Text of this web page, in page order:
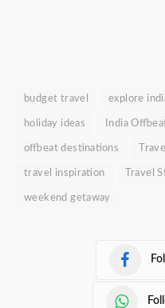
budget travel explore
holiday ideas India
offbeat destinations Travel
travel inspiration Travel
weekend getaway